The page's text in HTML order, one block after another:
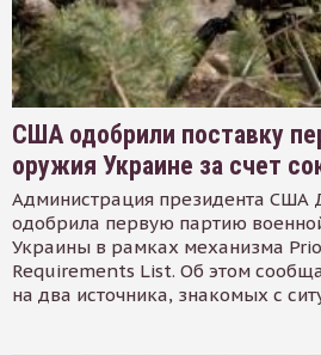
США одобрили поставку
оружия Украине за счет
Администрация президента США
одобрила первую партию
Украины в рамках механизма
Requirements List. Об этом
на два источника, знакомых с